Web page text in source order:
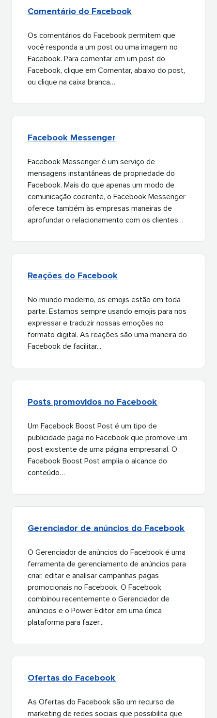
Comentário do Facebook​​
Os comentários do Facebook permitem que
você responda a um post ou uma imagem no
Facebook. Para comentar em um post do
Facebook, clique em Comentar, abaixo do post,
ou clique na caixa branca…​​
Facebook Messenger​​
Facebook Messenger é um serviço de
mensagens instantâneas de propriedade do
Facebook. Mais do que apenas um modo de
comunicação coerente, o Facebook Messenger
oferece também às empresas maneiras de
aprofundar o relacionamento com os clientes…​​
Reações do Facebook​​
No mundo moderno, os emojis estão em toda
parte. Estamos sempre usando emojis para nos
expressar e traduzir nossas emoções no
formato digital. As reações são uma maneira do
Facebook de facilitar...​​
Posts promovidos no Facebook​​
Um Facebook Boost Post é um tipo de
publicidade paga no Facebook que promove um
post existente de uma página empresarial. O
Facebook Boost Post amplia o alcance do
conteúdo…​​
Gerenciador de anúncios do Facebook​​
O Gerenciador de anúncios do Facebook é uma
ferramenta de gerenciamento de anúncios para
criar, editar e analisar campanhas pagas
promocionais no Facebook. O Facebook
combinou recentemente o Gerenciador de
anúncios e o Power Editor em uma única
plataforma para fazer...​​
Ofertas do Facebook​​
As Ofertas do Facebook são um recurso de
marketing de redes sociais que possibilita que